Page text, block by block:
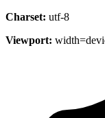
Charset: utf-8
Viewport: